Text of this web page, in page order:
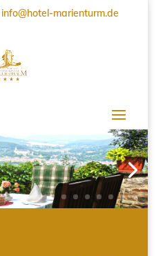
info@hotel-marienturm.de